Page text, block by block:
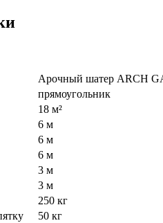
Арочный шатер ARCH
прямоугольник
18 м²
6 м
6 м
6 м
3 м
3 м
250 кг
50 кг